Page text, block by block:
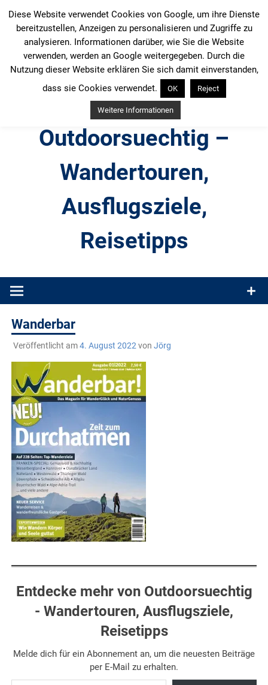
Inhalt
springen
Outdoorsuechtig –
Wandertouren,
Ausflugsziele,
Reisetipps
Produkttests und Buchrezensionen. Ein Blog für alle, die gern
Wanderbar
Veröffentlicht am4. August 2022 von Jörg
Entdecke mehr von Outdoorsuechtig
- Wandertouren, Ausflugsziele,
Reisetipps
Melde dich für ein Abonnement an, um die neuesten Beiträge
per E-Mail zu erhalten.
Gib deine E-Mail-Adresse ein ...
Diese Website verwendet Cookies von Google, um ihre Dienste
bereitzustellen, Anzeigen zu personalisieren und Zugriffe zu
analysieren. Informationen darüber, wie Sie die Website
verwenden, werden an Google weitergegeben. Durch die
Nutzung dieser Website erklären Sie sich damit einverstanden,
dass sie Cookies verwendet.
OK Reject
Weitere Informationen